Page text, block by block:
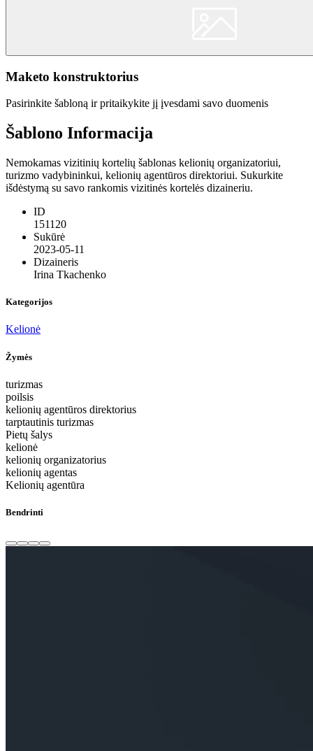
Maketo konstruktorius
Pasirinkite šabloną ir pritaikykite jį įvesdami savo duomenis
Šablono Informacija
Nemokamas vizitinių kortelių šablonas kelionių organizatoriui,
turizmo vadybininkui, kelionių agentūros direktoriui. Sukurkite
išdėstymą su savo rankomis vizitinės kortelės dizaineriu.
ID
151120
Sukūrė
2023-05-11
Dizaineris
Irina Tkachenko
Kategorijos
Kelionė
Žymės
turizmas
poilsis
kelionių agentūros direktorius
tarptautinis turizmas
Pietų šalys
kelionė
kelionių organizatorius
kelionių agentas
Kelionių agentūra
Bendrinti